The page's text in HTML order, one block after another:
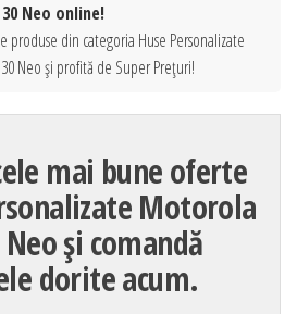
30 Neo online!
produse din categoria Huse Personalizate
Neo și profită de Super Prețuri!
mai bune oferte
Motorola
Neo și comandă
dorite acum.